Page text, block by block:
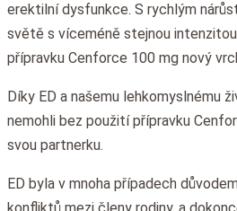
erektilní dysfunkce. S rychlým
světě s víceméně stejnou
přípravku Cenforce 100 mg nový
Díky ED a našemu lehkomyslnému
nemohli bez použití přípravku
svou partnerku.
ED byla v mnoha případech